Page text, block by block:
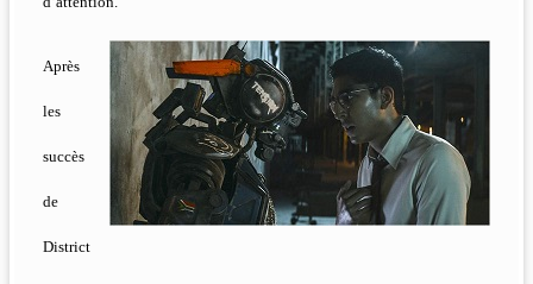
Après
les
succès
de
District